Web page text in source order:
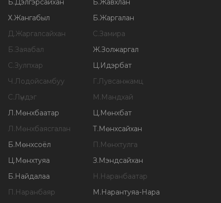
Б.Дэлгэрсайхан Б.Жавхлан
Х.Жангабыл Б.Жаргалан
Д.Жаргалсайхан С.Замира
Б.Заяабал Ж.Золжаргал
С.Зулпхар Ц.Идэрбат
Ч.Лодойсамбуу Г.Лувсанжамц
С.Лүндэг М.Мандхай
Л.Мөнхбаатар Ц.Мөнхбат
Л.Мөнхбаясгалан Т.Мөнхсайхан
Б.Мөнхсоёл П.Мөнхтулга
Ц.Мөнхтуяа З.Мэндсайхан
Б.Найдалаа Н.Наранбаатар
П.Наранбаяр М.Нарантуяа-Нара